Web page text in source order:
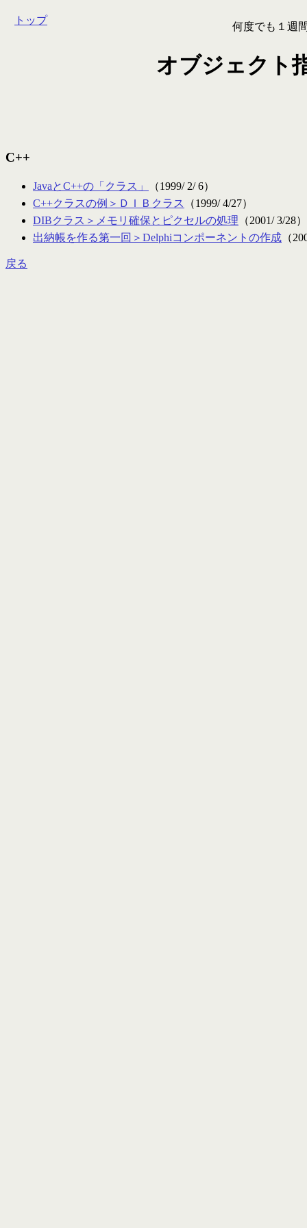
トップ
何度でも１週
オブジェクト
C++
JavaとC++の「クラス」
（1999/ 2/ 6）
C++クラスの例＞ＤＩＢクラス
（1999/ 4/27）
DIBクラス＞メモリ確保とピクセルの処理 （2001/ 3/28）
出納帳を作る第一回＞Delphiコンポーネントの作成 （
戻る